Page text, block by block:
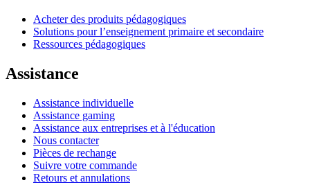
Acheter des produits pédagogiques
Solutions pour l’enseignement primaire et secondaire
Ressources pédagogiques
Assistance
Assistance individuelle
Assistance gaming
Assistance aux entreprises et à l'éducation
Nous contacter
Pièces de rechange
Suivre votre commande
Retours et annulations